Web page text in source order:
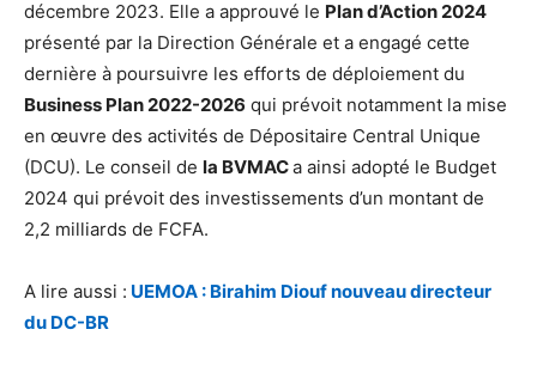
décembre 2023. Elle a approuvé le Plan d’Action 2024
présenté par la Direction Générale et a engagé cette
dernière à poursuivre les efforts de déploiement du
Business Plan 2022-2026 qui prévoit notamment la mise
en œuvre des activités de Dépositaire Central Unique
(DCU). Le conseil de la BVMACa ainsi adopté le Budget
2024 qui prévoit des investissements d’un montant de
2,2 milliards de FCFA.
A lire aussi : UEMOA : Birahim Diouf nouveau directeur
du DC-BR